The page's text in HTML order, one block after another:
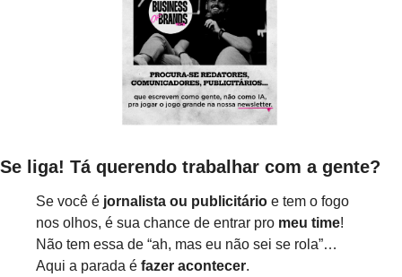
Se liga! Tá querendo trabalhar com a gente?
Se você é jornalista ou publicitário e tem o fogo
nos olhos, é sua chance de entrar pro meu time!
Não tem essa de “ah, mas eu não sei se rola”…
Aqui a parada é fazer acontecer.